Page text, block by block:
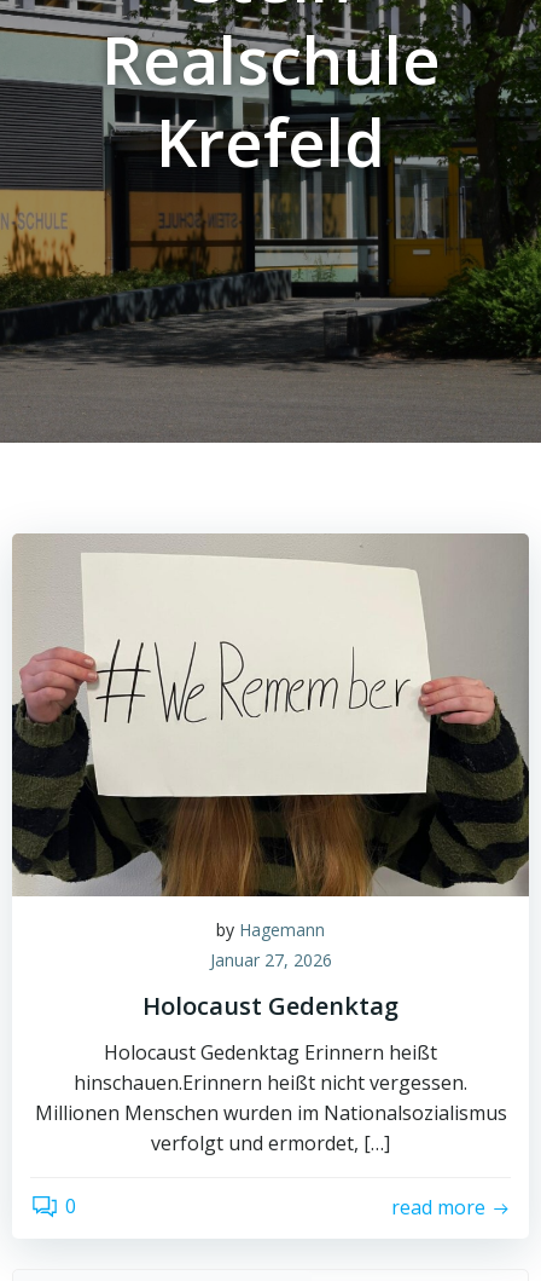
Realschule
Krefeld
by Hagemann
Januar 27, 2026
Holocaust Gedenktag
Holocaust Gedenktag Erinnern heißt
hinschauen.Erinnern heißt nicht vergessen.
Millionen Menschen wurden im Nationalsozialismus
verfolgt und ermordet, […]
0 read more